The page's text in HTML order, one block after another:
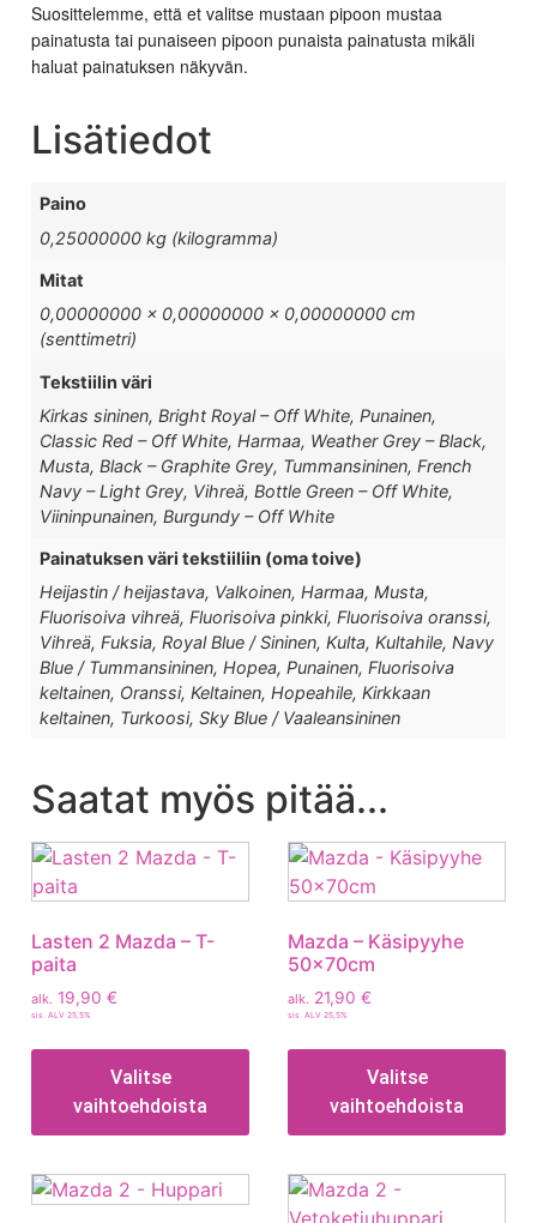
Suosittelemme, että et valitse mustaan pipoon mustaa
painatusta tai punaiseen pipoon punaista painatusta mikäli
haluat painatuksen näkyvän.
Lisätiedot
Paino
0,25000000 kg (kilogramma)
Mitat
0,00000000 × 0,00000000 × 0,00000000 cm
(senttimetri)
Tekstiilin väri
Kirkas sininen, Bright Royal – Off White, Punainen,
Classic Red – Off White, Harmaa, Weather Grey – Black,
Musta, Black – Graphite Grey, Tummansininen, French
Navy – Light Grey, Vihreä, Bottle Green – Off White,
Viininpunainen, Burgundy – Off White
Painatuksen väri tekstiiliin (oma toive)
Heijastin / heijastava, Valkoinen, Harmaa, Musta,
Fluorisoiva vihreä, Fluorisoiva pinkki, Fluorisoiva oranssi,
Vihreä, Fuksia, Royal Blue / Sininen, Kulta, Kultahile, Navy
Blue / Tummansininen, Hopea, Punainen, Fluorisoiva
keltainen, Oranssi, Keltainen, Hopeahile, Kirkkaan
keltainen, Turkoosi, Sky Blue / Vaaleansininen
Saatat myös pitää...
Lasten 2 Mazda – T-
paita
alk. 19,90 €
sis. ALV 25,5%
Valitse
vaihtoehdoista
Mazda – Käsipyyhe
50x70cm
alk. 21,90 €
sis. ALV 25,5%
Valitse
vaihtoehdoista